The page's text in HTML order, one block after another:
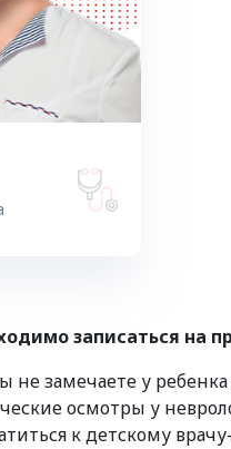
записаться на
не замечаете у
осмотры у
к детскому